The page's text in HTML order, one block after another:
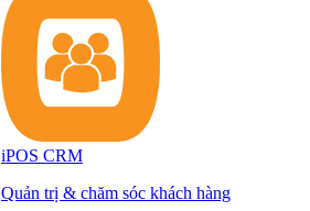
iPOS CRM
Quản trị & chăm sóc khách hàng